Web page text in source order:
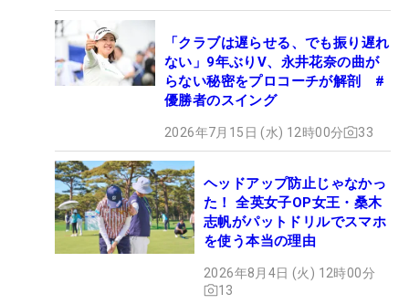
「クラブは遅らせる、でも振り遅れ
ない」9年ぶりV、永井花奈の曲が
らない秘密をプロコーチが解剖 #
優勝者のスイング
2026年7月15日 (水) 12時00分 33
ヘッドアップ防止じゃなかっ
た！ 全英女子OP女王・桑木
志帆がパットドリルでスマホ
を使う本当の理由
2026年8月4日 (火) 12時00分
13